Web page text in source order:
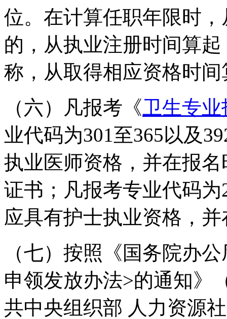
位。在计算任职年限时
的，从执业注册时间算
称，从取得相应资格时间
（六）凡报考《卫生专
业代码为301至365以及
执业医师资格，并在报
证书；凡报考专业代码
应具有护士执业资格，
（七）按照《国务院办
申领发放办法>的通知》
共中央组织部 人力资源